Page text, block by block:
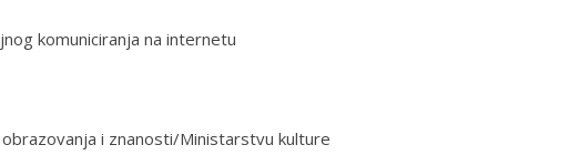
komuniciranja na internetu
i znanosti/Ministarstvu kulture